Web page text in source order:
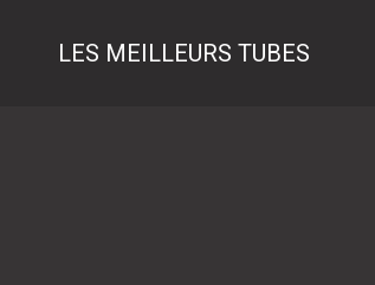
LES MEILLEURS TUBES